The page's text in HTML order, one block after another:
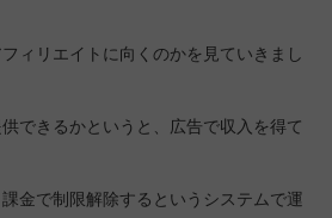
ィリエイトに向くのかを見ていきまし
できるかというと、広告で収入を得て
金で制限解除するというシステムで運